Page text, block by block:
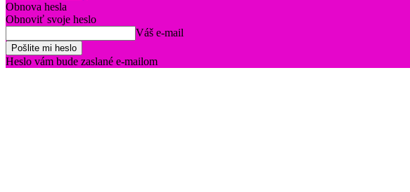
Obnova hesla
Obnoviť svoje heslo
Váš e-mail
Heslo vám bude zaslané e-mailom